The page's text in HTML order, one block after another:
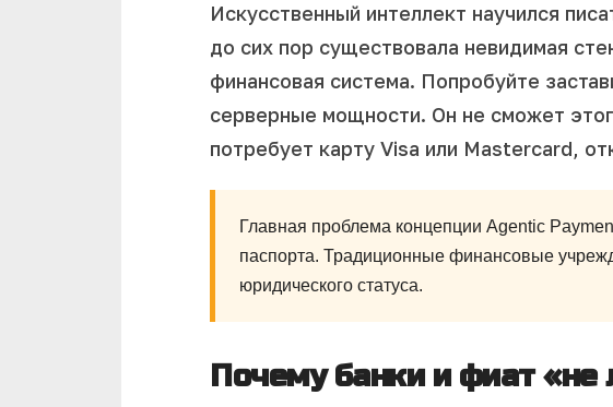
Искусственный интеллект научился
до сих пор существовала невидимая
финансовая система. Попробуйте
серверные мощности. Он не сможет
потребует карту Visa или Mastercard,
Главная проблема концепции Agentic
паспорта. Традиционные финансовые
юридического статуса.
Почему банки и фиат «не